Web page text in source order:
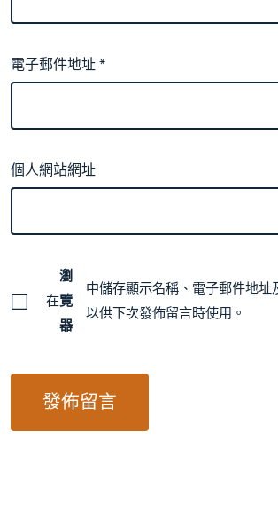
電子郵件地址*
個人網站網址
在
瀏
覽
器
中儲存顯示名稱、電子郵件地址
以供下次發佈留言時使用。